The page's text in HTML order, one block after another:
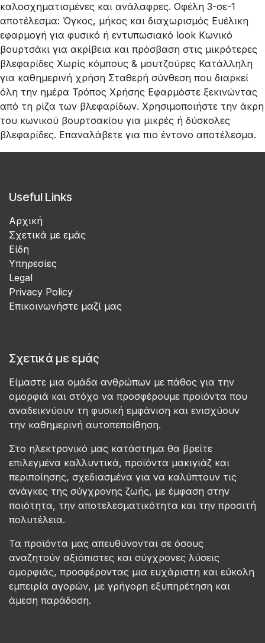
καλοσχηματισμένες και ανάλαφρες. Οφέλη 3-σε-1
αποτέλεσμα: Όγκος, μήκος και διαχωρισμός Ευέλικη
εφαρμογή για φυσικό ή εντυπωσιακό look Κωνικό
βουρτσάκι για ακρίβεια και πρόσβαση στις μικρότερες
βλεφαρίδες Χωρίς κόμπους & μουτζούρες Κατάλληλη
για καθημερινή χρήση Σταθερή σύνθεση που διαρκεί
όλη την ημέρα Τρόπος Χρήσης Εφαρμόστε ξεκινώντας
από τη ρίζα των βλεφαρίδων. Χρησιμοποιήστε την άκρη
του κωνικού βουρτσακίου για μικρές ή δύσκολες
βλεφαρίδες. Επαναλάβετε για πιο έντονο αποτέλεσμα.
Useful Links
Αρχική
Σχετικά με εμάς
Είδη
Υπηρεσίες
Legal
Privacy Policy
Επικοινωνήστε μαζί μας
Σχετικά με εμάς
Είμαστε μια ομάδα ανθρώπων με πάθος για την
ομορφιά και στόχο να προσφέρουμε προϊόντα που
αναδεικνύουν τη φυσική εμφάνιση και ενισχύουν
την καθημερινή αυτοπεποίθηση.
Στο ηλεκτρονικό μας κατάστημα θα βρείτε
επιλεγμένα καλλυντικά, προϊόντα μακιγιάζ και
περιποίησης, σχεδιασμένα για να καλύπτουν τις
ανάγκες της σύγχρονης ζωής, με έμφαση στην
ποιότητα, την αποτελεσματικότητα και την προσιτή
πολυτέλεια.
Τα προϊόντα μας απευθύνονται σε όσους
αναζητούν αξιόπιστες και σύγχρονες λύσεις
ομορφιάς, προσφέροντας μια ευχάριστη και εύκολη
εμπειρία αγορών, με γρήγορη εξυπηρέτηση και
άμεση παράδοση.